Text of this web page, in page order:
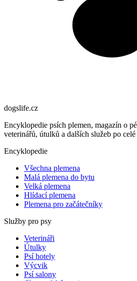
dogslife.cz
Encyklopedie psích plemen, magazín o
veterinářů, útulků a dalších služeb po
Encyklopedie
Všechna plemena
Malá plemena do bytu
Velká plemena
Hlídací plemena
Plemena pro začátečníky
Služby pro psy
Veterináři
Útulky
Psí hotely
Výcvik
Psí salony